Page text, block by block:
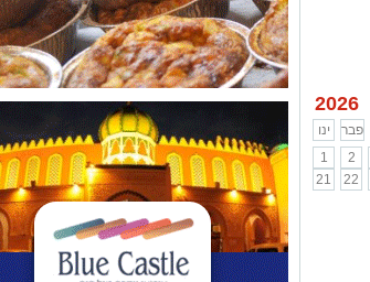
2026
ינו פבר
1
2
21
22